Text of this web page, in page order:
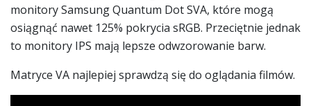
monitory Samsung Quantum Dot SVA, które mogą
osiągnąć nawet 125% pokrycia sRGB. Przeciętnie jednak
to monitory IPS mają lepsze odwzorowanie barw.
Matryce VA najlepiej sprawdzą się do oglądania filmów.